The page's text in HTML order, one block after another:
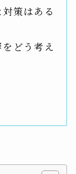
策はある
どう考え